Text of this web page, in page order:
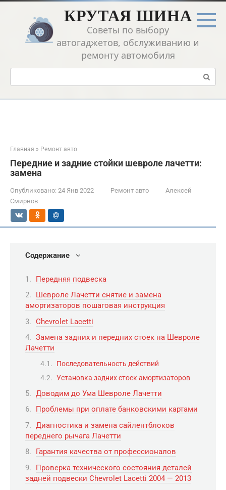
Перейти
контенту
КРУТАЯ ШИНА
Советы по выбору
автогаджетов, обслуживанию и
ремонту автомобиля
Поиск:
Главная » Ремонт авто
Передние и задние стойки шевроле лачетти:
замена
Опубликовано: 24 Янв 2022 Ремонт авто
Алексей
Смирнов
Содержание
Передняя подвеска
Шевроле Лачетти снятие и замена
амортизаторов пошаговая инструкция
Chevrolet Lacetti
Замена задних и передних стоек на Шевроле
Лачетти
Последовательность действий
Установка задних стоек амортизаторов
Доводим до Ума Шевроле Лачетти
Проблемы при оплате банковскими картами
Диагностика и замена сайлентблоков
переднего рычага Лачетти
Гарантия качества от профессионалов
Проверка технического состояния деталей
задней подвески Chevrolet Lacetti 2004 — 2013